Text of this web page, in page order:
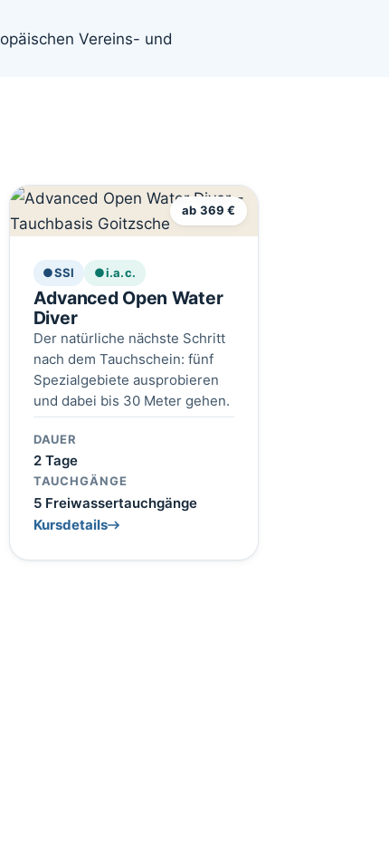
Vereins- und
ab 369 €
●SSI ●i.a.c.
Advanced Open Water
Diver
Der natürliche nächste Schritt
nach dem Tauchschein: fünf
Spezialgebiete ausprobieren
und dabei bis 30 Meter gehen.
DAUER
2 Tage
TAUCHGÄNGE
5 Freiwassertauchgänge
Kursdetails